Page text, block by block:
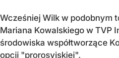
Wcześniej Wilk w podobnym
Mariana Kowalskiego w TVP
środowiska współtworzące
opcji "prorosyjskiej".